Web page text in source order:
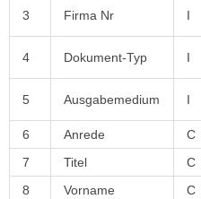
3 Firma Nr I
4 Dokument-Typ I
5 Ausgabemedium I
6
Anrede C
7
Titel C
8
Vorname C